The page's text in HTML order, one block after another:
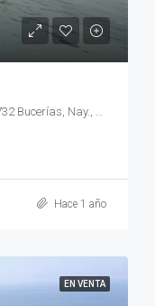
Francisco I. Madero 170, Flamingos, 63732 Bucerías, Nay., México
Hace 1 año
EN VENTA